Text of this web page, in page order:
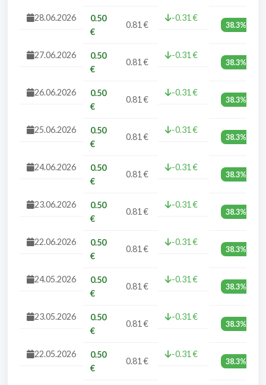
28.06.2026
0.50
€
0.81 €
-0.31 €
38.3%
27.06.2026
0.50
€
0.81 €
-0.31 €
38.3%
26.06.2026
0.50
€
0.81 €
-0.31 €
38.3%
25.06.2026
0.50
€
0.81 €
-0.31 €
38.3%
24.06.2026
0.50
€
0.81 €
-0.31 €
38.3%
23.06.2026
0.50
€
0.81 €
-0.31 €
38.3%
22.06.2026
0.50
€
0.81 €
-0.31 €
38.3%
24.05.2026
0.50
€
0.81 €
-0.31 €
38.3%
23.05.2026
0.50
€
0.81 €
-0.31 €
38.3%
22.05.2026
0.50
€
0.81 €
-0.31 €
38.3%